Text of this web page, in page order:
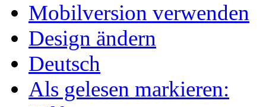
Mobilversion verwenden
Design ändern
Deutsch
Als gelesen markieren: